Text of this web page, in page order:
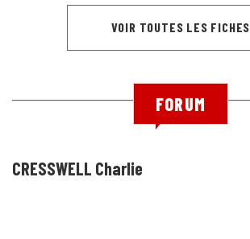
VOIR TOUTES LES FICHES
FORUM
CRESSWELL Charlie